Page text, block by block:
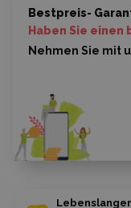
Bestpreis-
Haben Sie
Nehmen Sie mit
Lebenslanger